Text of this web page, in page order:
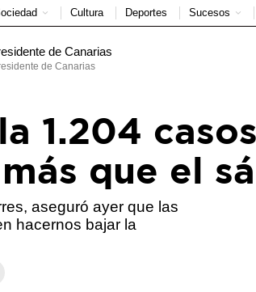
Cultura Deportes Sucesos
de Canarias
1.204
que el
aseguró ayer que las
hacernos bajar la